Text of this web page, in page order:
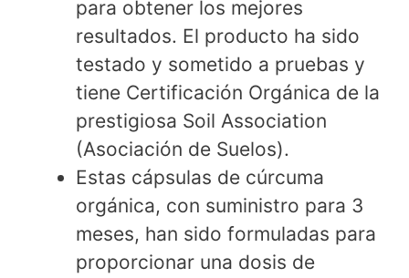
para obtener los mejores
resultados. El producto ha sido
testado y sometido a pruebas y
tiene Certificación Orgánica de la
prestigiosa Soil Association
(Asociación de Suelos).
Estas cápsulas de cúrcuma
orgánica, con suministro para 3
meses, han sido formuladas para
proporcionar una dosis de